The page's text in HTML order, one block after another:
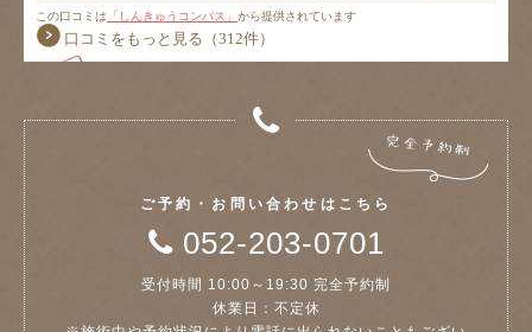
ご予約・お問い合わせはこちら
052-203-0701
受付時間 10:00～19:30 完全予約制
休業日：不定休